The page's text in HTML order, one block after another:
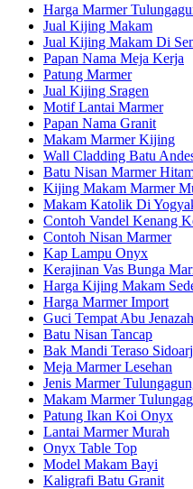
Harga Marmer
Jual Kijing Makam
Jual Kijing Makam Di
Papan Nama Meja Kerja
Patung Marmer
Jual Kijing Sragen
Motif Lantai Marmer
Papan Nama Granit
Makam Marmer Kijing
Wall Cladding Batu
Batu Nisan Marmer
Kijing Makam Marmer
Makam Katolik Di
Contoh Vandel Kenang
Contoh Nisan Marmer
Kap Lampu Onyx
Kerajinan Vas Bunga
Harga Kijing Makam
Harga Marmer Import
Guci Tempat Abu Jenazah
Batu Nisan Tancap
Bak Mandi Teraso
Meja Marmer Lesehan
Jenis Marmer
Makam Marmer
Patung Ikan Koi Onyx
Lantai Marmer Murah
Onyx Table Top
Model Makam Bayi
Kaligrafi Batu Granit